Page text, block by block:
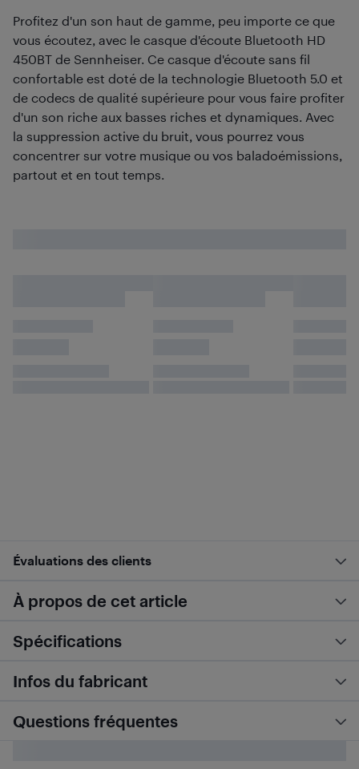
Profitez d'un son haut de gamme, peu importe ce que
vous écoutez, avec le casque d'écoute Bluetooth HD
450BT de Sennheiser. Ce casque d'écoute sans fil
confortable est doté de la technologie Bluetooth 5.0 et
de codecs de qualité supérieure pour vous faire profiter
d'un son riche aux basses riches et dynamiques. Avec
la suppression active du bruit, vous pourrez vous
concentrer sur votre musique ou vos baladoémissions,
partout et en tout temps.
Évaluations des clients
À propos de cet article
Spécifications
Infos du fabricant
Questions fréquentes